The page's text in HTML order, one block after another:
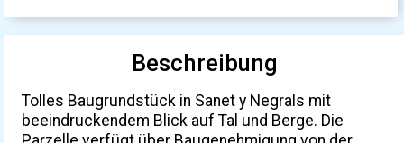
Beschreibung
Tolles Baugrundstück in Sanet y Negrals mit
beeindruckendem Blick auf Tal und Berge. Die